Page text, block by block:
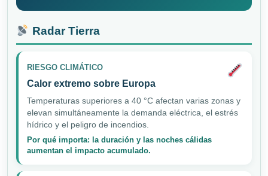
Radar Tierra
RIESGO CLIMÁTICO
Calor extremo sobre Europa
Temperaturas superiores a 40 °C afectan varias zonas y
elevan simultáneamente la demanda eléctrica, el estrés
hídrico y el peligro de incendios.
Por qué importa: la duración y las noches cálidas
aumentan el impacto acumulado.